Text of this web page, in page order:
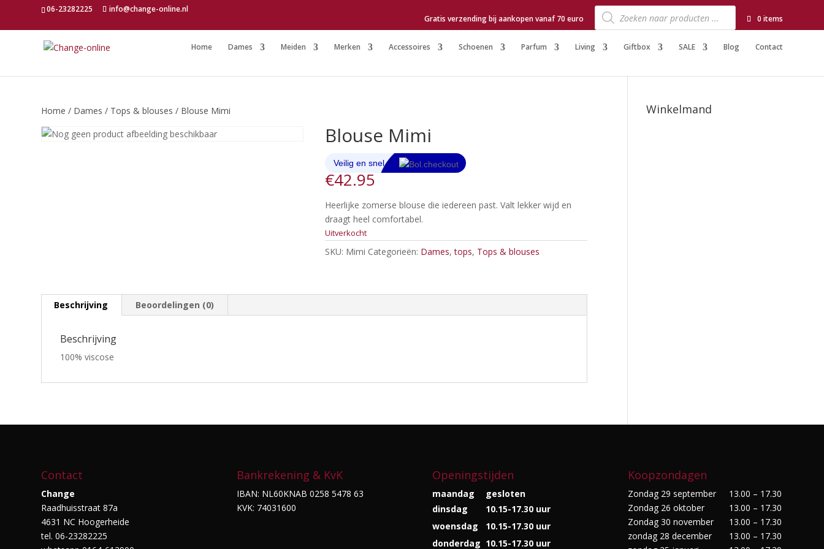
06-23282225
info@change-online.nl
Gratis verzending bij aankopen vanaf 70 euro
Producten
zoeken 0 items
Home Dames Meiden Merken Accessoires Schoenen Parfum Living Giftbox SALE Blog Contact
Home / Dames / Tops & blouses / Blouse Mimi
Blouse Mimi
€42.95
Heerlijke zomerse blouse die iedereen past. Valt lekker wijd en
draagt heel comfortabel.
Uitverkocht
SKU: Mimi Categorieën: Dames,tops, Tops & blouses
Beschrijving Beoordelingen (0)
Beschrijving
100% viscose
Winkelmand
Contact
Change
Raadhuisstraat 87a
4631 NC Hoogerheide
tel. 06-23282225
Bankrekening & KvK
IBAN: NL60KNAB 0258 5478 63
KVK: 74031600
Openingstijden
maandag
gesloten
dinsdag
10.15-17.30 uur
woensdag
10.15-17.30 uur
donderdag 10.15-17.30 uur
Koopzondagen
Zondag 29 september
13.00 – 17.30
Zondag 26 oktober
13.00 – 17.30
Zondag 30 november
13.00 – 17.30
zondag 28 december
13.00 – 17.30